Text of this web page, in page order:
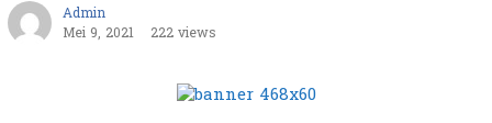
Admin
Mei 9, 2021
222 views